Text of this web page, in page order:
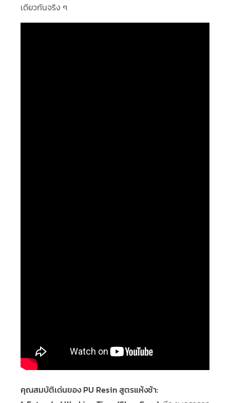
เดียวกันจริง ๆ
คุณสมบัติเด่นของ PU Resin สูตรแห้งช้า: